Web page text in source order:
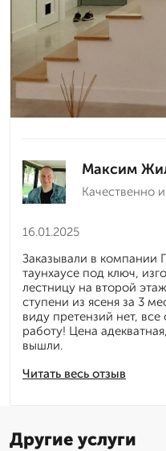
Максим
Качественно
16.01.2025
Читать весь отзыв
Заказывали в компании
таунхаусе под ключ,
лестницу на второй
ступени из ясеня за 3
виду претензий нет,
работу! Цена
вышли.
Другие услуги